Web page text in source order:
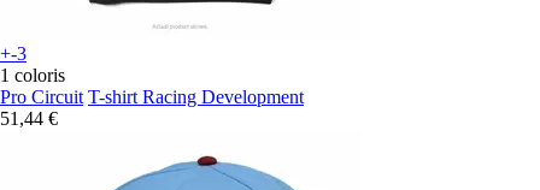
+-3
1 coloris
Pro Circuit T-shirt Racing Development
51,44 €